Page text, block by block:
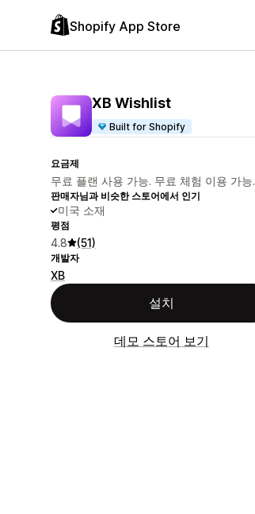
Shopify App Store
XB Wishlist
Built for Shopify
요금제
무료 플랜 사용 가능. 무료 체험 이용 가능.
판매자님과 비슷한 스토어에서 인기
미국 소재
평점
4.8 (51)
개발자
XB
설치
데모 스토어 보기